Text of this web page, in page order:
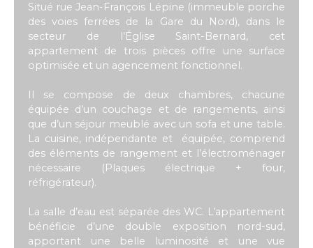
Situé rue Jean-François Lépine (immeuble porche
des voies ferrées de la Gare du Nord), dans le
secteur de l’Église Saint-Bernard, cet
appartement de trois pièces offre une surface
optimisée et un agencement fonctionnel.
Il se compose de deux chambres, chacune
équipée d’un couchage et de rangements, ainsi
que d’un séjour meublé avec un sofa et une table.
La cuisine, indépendante et équipée, comprend
des éléments de rangement et l’électroménager
nécessaire (Plaques électrique + four,
réfrigérateur).
La salle d’eau est séparée des WC. L’appartement
bénéficie d’une double exposition nord-sud,
apportant une belle luminosité et une vue